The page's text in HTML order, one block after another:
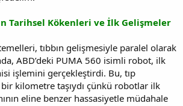
Tarihsel Kökenleri ve İlk Gelişmeler
tıbbın gelişmesiyle paralel olarak
ABD’deki PUMA 560 isimli robot, ilk
işlemini gerçekleştirdi. Bu, tıp
kilometre taşıydı çünkü robotlar ilk
eline benzer hassasiyetle müdahale